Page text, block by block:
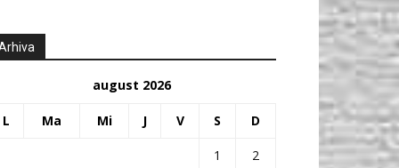
august 2026
L Ma Mi J V S D
1
2